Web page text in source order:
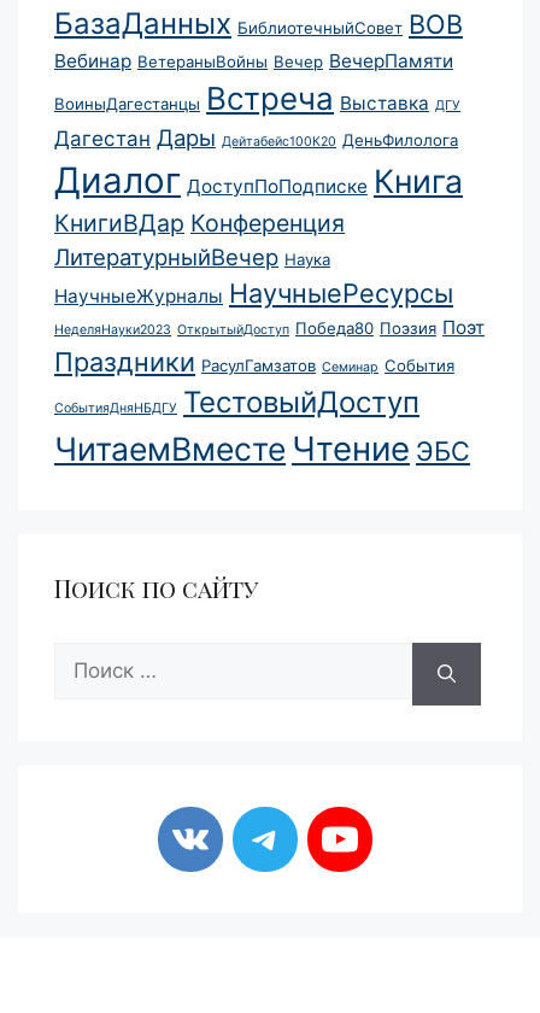
БазаДанных БиблиотечныйСовет ВОВ
Вебинар ВетераныВойны Вечер ВечерПамяти
ВоиныДагестанцы Встреча Выставка ДГУ
Дагестан Дары Дейтабейс100К20 ДеньФилолога
Диалог ДоступПоПодписке Книга
КнигиВДар Конференция
ЛитературныйВечер Наука
НаучныеЖурналы НаучныеРесурсы
НеделяНауки2023 ОткрытыйДоступ Победа80 Поэзия Поэт
Праздники РасулГамзатов Семинар События
СобытияДняНБДГУ ТестовыйДоступ
ЧитаемВместе Чтение ЭБС
Поиск по сайту
Поиск: